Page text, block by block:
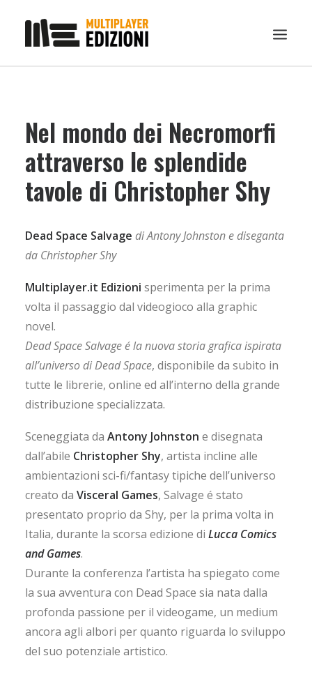
LIBRI
GUIDE STRATEGICHE
GADGET
NEWS
CHI SIAMO
RICERCA
Nel mondo dei Necromorfi
attraverso le splendide
tavole di Christopher Shy
Dead Space Salvage di Antony Johnston e diseganta
da Christopher Shy
Multiplayer.it Edizioni sperimenta per la prima
volta il passaggio dal videogioco alla graphic
novel.
Dead Space Salvage é la nuova storia grafica ispirata
all’universo di Dead Space, disponibile da subito in
tutte le librerie, online ed all’interno della grande
distribuzione specializzata.
Sceneggiata da Antony Johnston e disegnata
dall’abile Christopher Shy, artista incline alle
ambientazioni sci-fi/fantasy tipiche dell’universo
creato da Visceral Games, Salvage é stato
presentato proprio da Shy, per la prima volta in
Italia, durante la scorsa edizione di Lucca Comics
and Games.
Durante la conferenza l’artista ha spiegato come
la sua avventura con Dead Space sia nata dalla
profonda passione per il videogame, un medium
ancora agli albori per quanto riguarda lo sviluppo
del suo potenziale artistico.